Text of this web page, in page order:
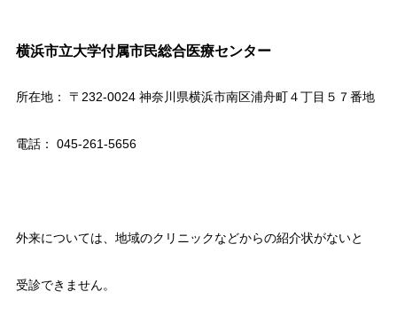
横浜市立大学付属市民総合医療センター
所在地： 〒232-0024 神奈川県横浜市南区浦舟町４丁目５７番地
電話： 045-261-5656
外来については、地域のクリニックなどからの紹介状がないと
受診できません。